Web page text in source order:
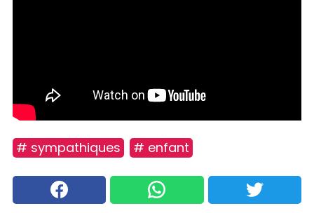
# sympathiques # enfant